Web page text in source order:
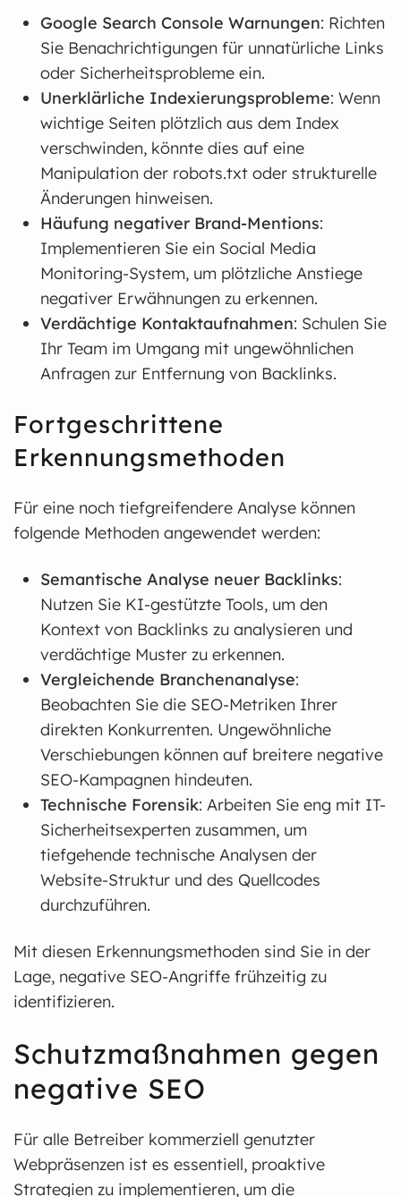
Google Search Console Warnungen: Richten
Sie Benachrichtigungen für unnatürliche Links
oder Sicherheitsprobleme ein.
Unerklärliche Indexierungsprobleme: Wenn
wichtige Seiten plötzlich aus dem Index
verschwinden, könnte dies auf eine
Manipulation der robots.txt oder strukturelle
Änderungen hinweisen.
Häufung negativer Brand-Mentions:
Implementieren Sie ein Social Media
Monitoring-System, um plötzliche Anstiege
negativer Erwähnungen zu erkennen.
Verdächtige Kontaktaufnahmen: Schulen Sie
Ihr Team im Umgang mit ungewöhnlichen
Anfragen zur Entfernung von Backlinks.
Fortgeschrittene
Erkennungsmethoden
Für eine noch tiefgreifendere Analyse können
folgende Methoden angewendet werden:
Semantische Analyse neuer Backlinks:
Nutzen Sie KI-gestützte Tools, um den
Kontext von Backlinks zu analysieren und
verdächtige Muster zu erkennen.
Vergleichende Branchenanalyse:
Beobachten Sie die SEO-Metriken Ihrer
direkten Konkurrenten. Ungewöhnliche
Verschiebungen können auf breitere negative
SEO-Kampagnen hindeuten.
Technische Forensik: Arbeiten Sie eng mit IT-
Sicherheitsexperten zusammen, um
tiefgehende technische Analysen der
Website-Struktur und des Quellcodes
durchzuführen.
Mit diesen Erkennungsmethoden sind Sie in der
Lage, negative SEO-Angriffe frühzeitig zu
identifizieren.
Schutzmaßnahmen gegen
negative SEO
Für alle Betreiber kommerziell genutzter
Webpräsenzen ist es essentiell, proaktive
Strategien zu implementieren, um die